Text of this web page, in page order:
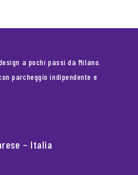
a pochi passi da Milano.
parcheggio indipendente e
– Italia